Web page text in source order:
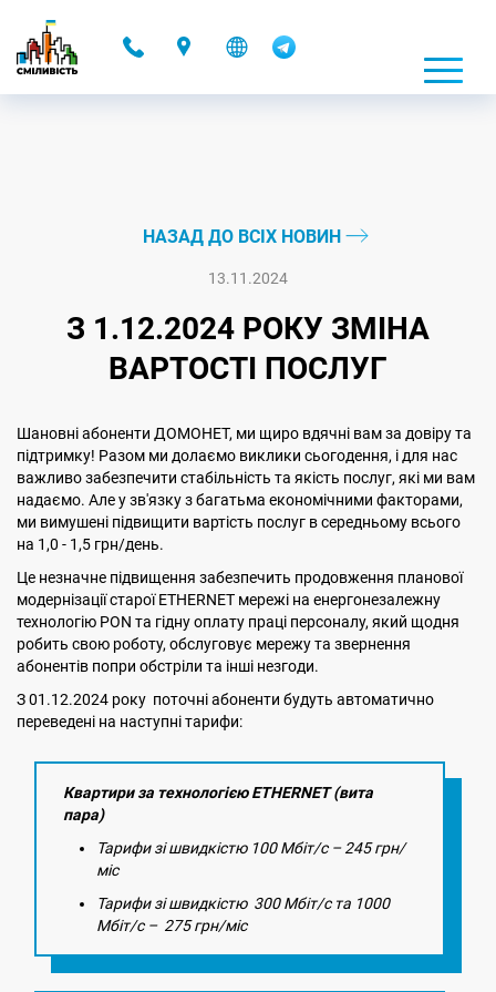
НАЗАД ДО ВСІХ НОВИН
13.11.2024
З 1.12.2024 РОКУ ЗМІНА
ВАРТОСТІ ПОСЛУГ
Шановні абоненти ДОМОНЕТ, ми щиро вдячні вам за довіру та
підтримку! Разом ми долаємо виклики сьогодення, і для нас
важливо забезпечити стабільність та якість послуг, які ми вам
надаємо. Але у зв'язку з багатьма економічними факторами,
ми вимушені підвищити вартість послуг в середньому всього
на 1,0 - 1,5 грн/день.
Це незначне підвищення забезпечить продовження планової
модернізації старої ETHERNET мережі на енергонезалежну
технологію PON та гідну оплату праці персоналу, який щодня
робить свою роботу, обслуговує мережу та звернення
абонентів попри обстріли та інші незгоди.
З 01.12.2024 року поточні абоненти будуть автоматично
переведені на наступні тарифи:
Квартири за технологією ETHERNET (вита
пара)
Тарифи зі швидкістю 100 Мбіт/с – 245 грн/
міс
Тарифи зі швидкістю 300 Мбіт/с та 1000
Мбіт/с – 275 грн/міс